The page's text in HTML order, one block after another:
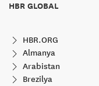
HBR GLOBAL
HBR.ORG
Almanya
Arabistan
Brezilya